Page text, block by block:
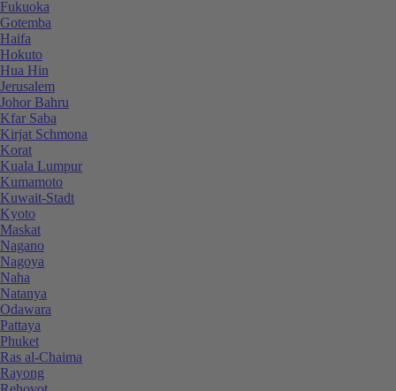
Fukuoka
Gotemba
Haifa
Hokuto
Hua Hin
Jerusalem
Johor Bahru
Kfar Saba
Kirjat Schmona
Korat
Kuala Lumpur
Kumamoto
Kuwait-Stadt
Kyoto
Maskat
Nagano
Nagoya
Naha
Natanya
Odawara
Pattaya
Phuket
Ras al-Chaima
Rayong